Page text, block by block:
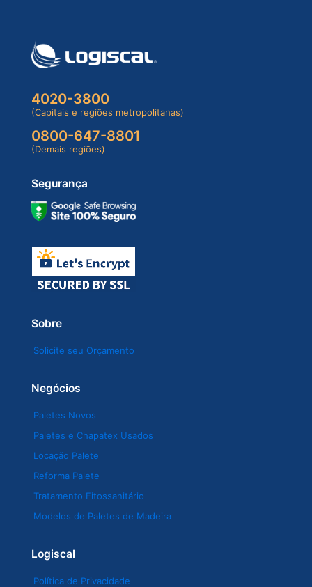
4020-3800
(Capitais e regiões metropolitanas)
0800-647-8801
(Demais regiões)
Segurança
Sobre
Solicite seu Orçamento
Negócios
Paletes Novos
Paletes e Chapatex Usados
Locação Palete
Reforma Palete
Tratamento Fitossanitário
Modelos de Paletes de Madeira
Logiscal
Política de Privacidade